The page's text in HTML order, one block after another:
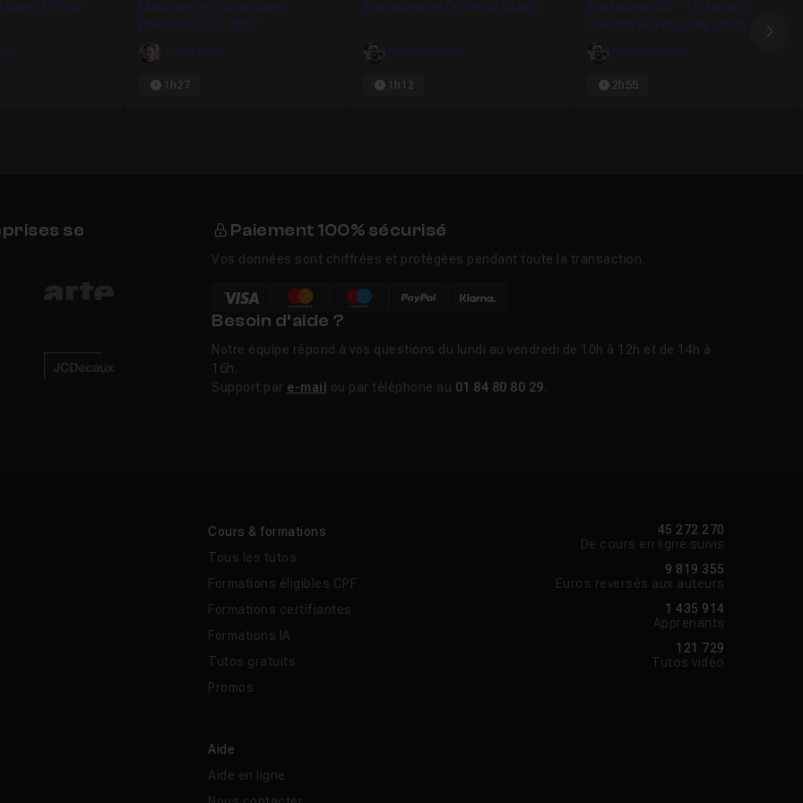
dans Affinity
Maîtriser les filtres dans
Photoshop CC 2017
Julien Pons
1h27
Photoshop et l'effet de Bokeh
Olivier Krakus
1h12
Photoshop CC - 15 Ateliers
créatifs en retouche photo
Olivier Krakus
2h55
se
Paiement 100% sécurisé
Vos données sont chiffrées et protégées pendant toute la transaction.
Besoin d’aide ?
Notre équipe répond à vos questions du lundi au vendredi de 10h à 12h et de 14h à
16h.
Support par e-mail ou par téléphone au 01 84 80 80 29.
Cours & formations
Tous les tutos
Formations éligibles CPF
Formations certifiantes
Formations IA
Tutos gratuits
Promos
Aide
Aide en ligne
45 272 270
De cours en ligne suivis
9 819 355
Euros reversés aux auteurs
1 435 914
Apprenants
121 729
Tutos vidéo